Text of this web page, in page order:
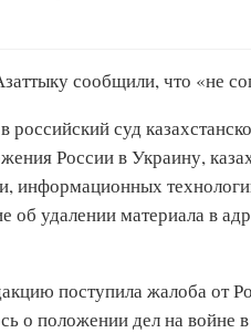
сообщили, что «не
российский суд
России в Украину,
информационных
удалении материала в
поступила жалоба от
о положении дел на войне